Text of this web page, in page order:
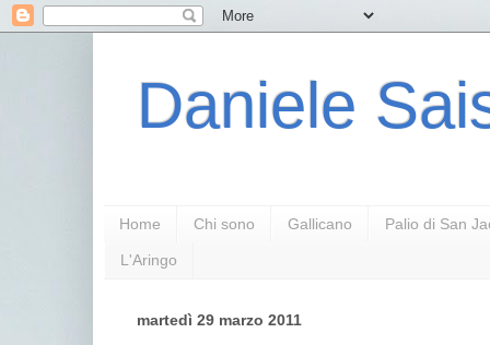
Daniele
Home Chi sono Gallicano Palio di San
L'Aringo
martedì 29 marzo 2011